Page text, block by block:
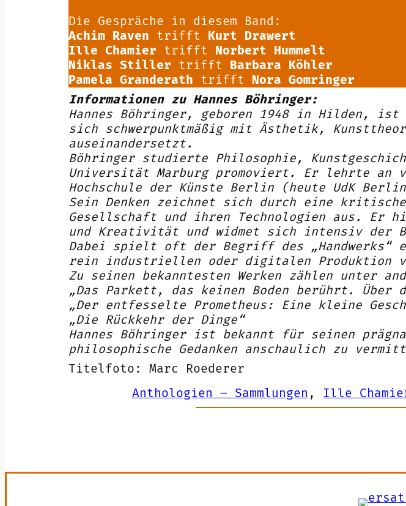
Die Gespräche in diesem Band:
Achim Raven trifft Kurt Drawert
Ille Chamier trifft Norbert Hummelt
Niklas Stiller trifft Barbara Köhler
Pamela Granderath trifft Nora Gomringer
Informationen zu Hannes Böhringer:
Hannes Böhringer, geboren 1948 in Hilden, ist
sich schwerpunktmäßig mit Ästhetik,
auseinandersetzt.
Böhringer studierte Philosophie,
Universität Marburg promoviert. Er lehrte an
Hochschule der Künste Berlin (heute UdK
Sein Denken zeichnet sich durch eine kritische
Gesellschaft und ihren Technologien aus. Er
und Kreativität und widmet sich intensiv der
Dabei spielt oft der Begriff des „Handwerks“
rein industriellen oder digitalen Produktion
Zu seinen bekanntesten Werken zählen unter
„Das Parkett, das keinen Boden berührt. Über
„Der entfesselte Prometheus: Eine kleine
„Die Rückkehr der Dinge“
Hannes Böhringer ist bekannt für seinen
philosophische Gedanken anschaulich zu
Titelfoto: Marc Roederer
Anthologien – Sammlungen , Ille